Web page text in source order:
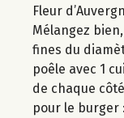
Fleur
Mélangez
fines du
poêle avec 1
de chaque
pour le burger